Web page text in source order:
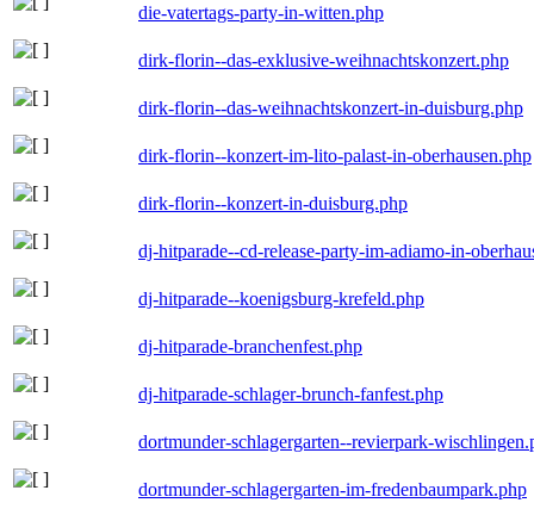
die-vatertags-party-in-witten.php
dirk-florin--das-exklusive-weihnachtskonzert.php
dirk-florin--das-weihnachtskonzert-in-duisburg.php
dirk-florin--konzert-im-lito-palast-in-oberhausen.php
dirk-florin--konzert-in-duisburg.php
dj-hitparade--cd-release-party-im-adiamo-in-
dj-hitparade--koenigsburg-krefeld.php
dj-hitparade-branchenfest.php
dj-hitparade-schlager-brunch-fanfest.php
dortmunder-schlagergarten--revierpark-
dortmunder-schlagergarten-im-fredenbaumpark.php